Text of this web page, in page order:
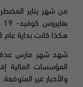
من شهر يناير
هكذا كانت بداية عام 2023.
شهد شهر مارس عدة
المؤسسات المالية
والأخبار غير المتوقعة.